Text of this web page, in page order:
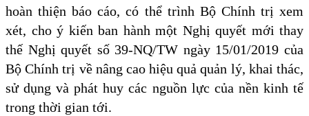
hoàn thiện báo cáo, có thể trình Bộ Chính trị xem
xét, cho ý kiến ban hành một Nghị quyết mới thay
thế Nghị quyết số 39-NQ/TW ngày 15/01/2019 của
Bộ Chính trị về nâng cao hiệu quả quản lý, khai thác,
sử dụng và phát huy các nguồn lực của nền kinh tế
trong thời gian tới.